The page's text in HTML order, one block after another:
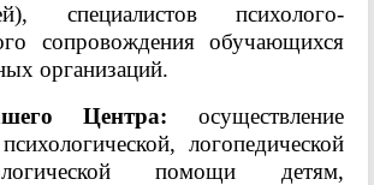
специалистов психолого-
сопровождения обучающихся
организаций.
Центра: осуществление
логопедической
помощи детям,